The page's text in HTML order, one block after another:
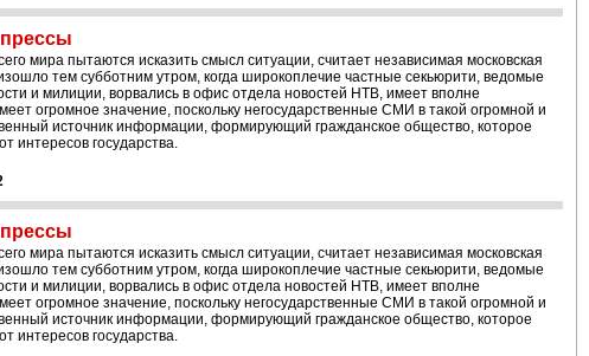
мира пытаются исказить смысл ситуации, считает независимая московская
тем субботним утром, когда широкоплечие частные секьюрити, ведомые
и милиции, ворвались в офис отдела новостей НТВ, имеет вполне
огромное значение, поскольку негосударственные СМИ в такой огромной и
источник информации, формирующий гражданское общество, которое
интересов государства.
мира пытаются исказить смысл ситуации, считает независимая московская
тем субботним утром, когда широкоплечие частные секьюрити, ведомые
и милиции, ворвались в офис отдела новостей НТВ, имеет вполне
огромное значение, поскольку негосударственные СМИ в такой огромной и
источник информации, формирующий гражданское общество, которое
интересов государства.